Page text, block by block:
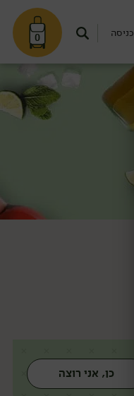
0 כניסה
כן, אני רוצה